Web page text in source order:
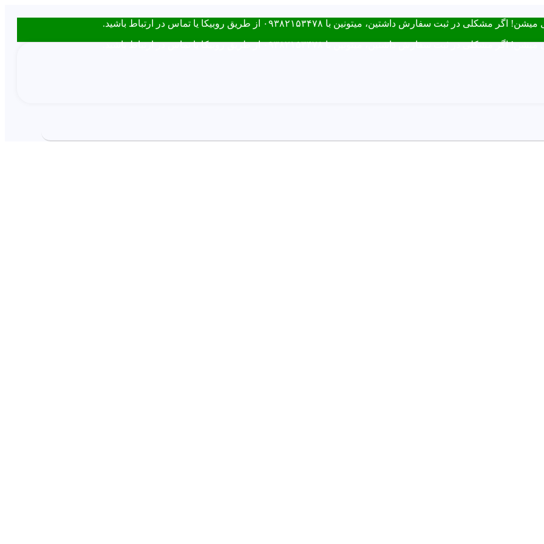
داشتین، میتونین با ۰۹۳۸۲۱۵۳۴۷۸ از طریق روبیکا یا تماس در ارتباط باشید.
داشتین، میتونین با ۰۹۳۸۲۱۵۳۴۷۸ از طریق روبیکا یا تماس در ارتباط باشید.